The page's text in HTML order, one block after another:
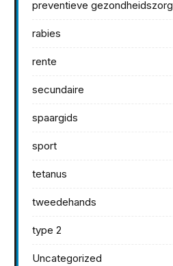
preventieve gezondheidszorg
rabies
rente
secundaire
spaargids
sport
tetanus
tweedehands
type 2
Uncategorized